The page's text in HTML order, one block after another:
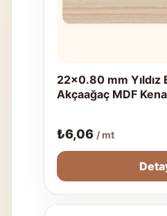
22x0.80 mm
Akçaağaç MDF
₺6,06 / mt